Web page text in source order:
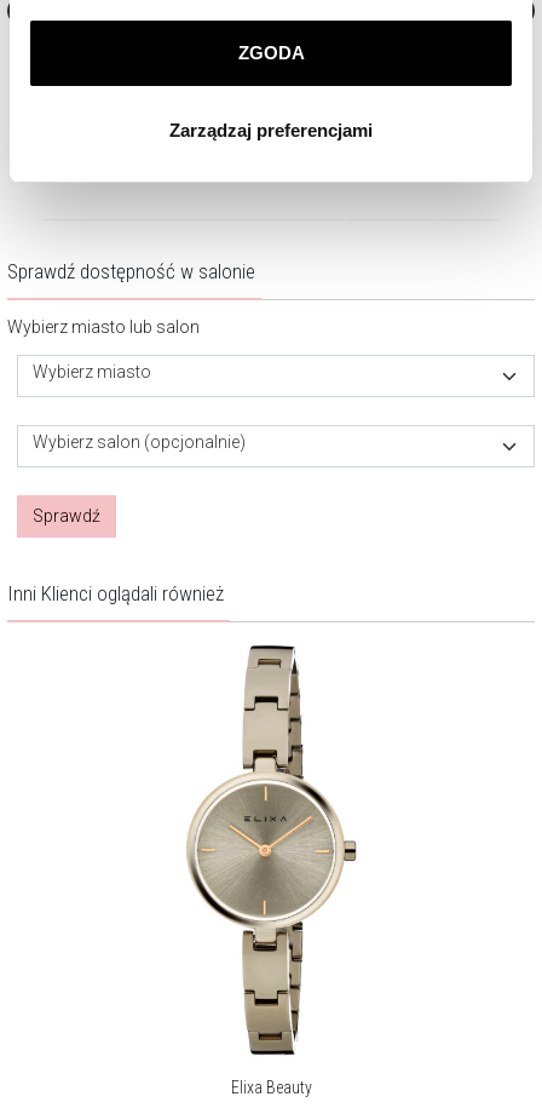
prywatności.
korzystamy. Możesz również wybrać jaki rodzaj plików
ZGODA
Zarządzaj preferencjami
Zegarek damski Elixa Beauty
650
Sprawdź dostępność w salonie
Wybierz miasto lub salon
Wybierz miasto
Wybierz salon (opcjonalnie)
Sprawdź
Inni Klienci oglądali również
Elixa Beauty